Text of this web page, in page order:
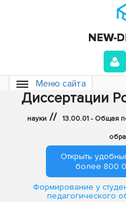
Меню сайта
Диссертации
науки // 13.00.01 - Общая
Открыть
более 800
Формирование у
педагогического